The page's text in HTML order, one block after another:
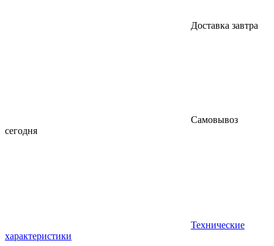
Доставка завтра
Самовывоз
сегодня
Технические
характеристики